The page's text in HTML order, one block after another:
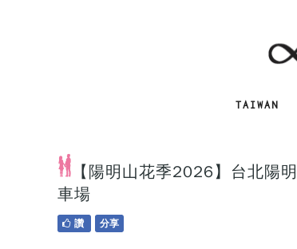
TAIWAN
【陽明山花季2026】台北陽
車場
讚 分享